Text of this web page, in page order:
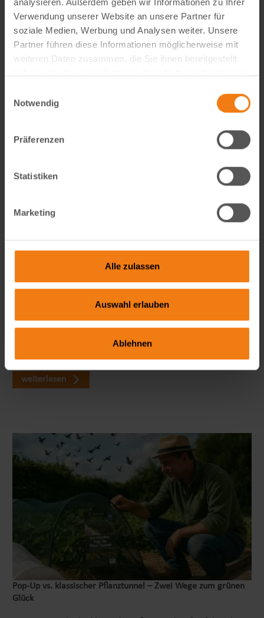
analysieren. Außerdem geben wir Informationen zu Ihrer
Verwendung unserer Website an unsere Partner für
soziale Medien, Werbung und Analysen weiter. Unsere
Partner führen diese Informationen möglicherweise mit
weiteren Daten zusammen, die Sie ihnen bereitgestellt
Notwendig
Präferenzen
Statistiken
Marketing
Alle zulassen
Auswahl erlauben
Ablehnen
Visual Content Creator (m/w/d) – E-Commerce
Werde Teil von Lemodo360! Als Visual Content Creator
gestaltest du verkaufsstarke Amazon- und E-Commerce-
Bildwelten – von der Idee bis zum A++ Content. Kreativ,
technisch, KI-getrieben und mit echtem…
Seitenmarkise richtig wählen: FAQ zu Sicht- & Windschutz
Wie blickdicht ist eine Seitenmarkise wirklich? Welche Höhe
unserem großen FAQ erfährst du alles, was du vor dem Kauf
weiterlesen
Pop‑Up vs. klassischer Pflanztunnel – Zwei Wege zum grünen
Glück